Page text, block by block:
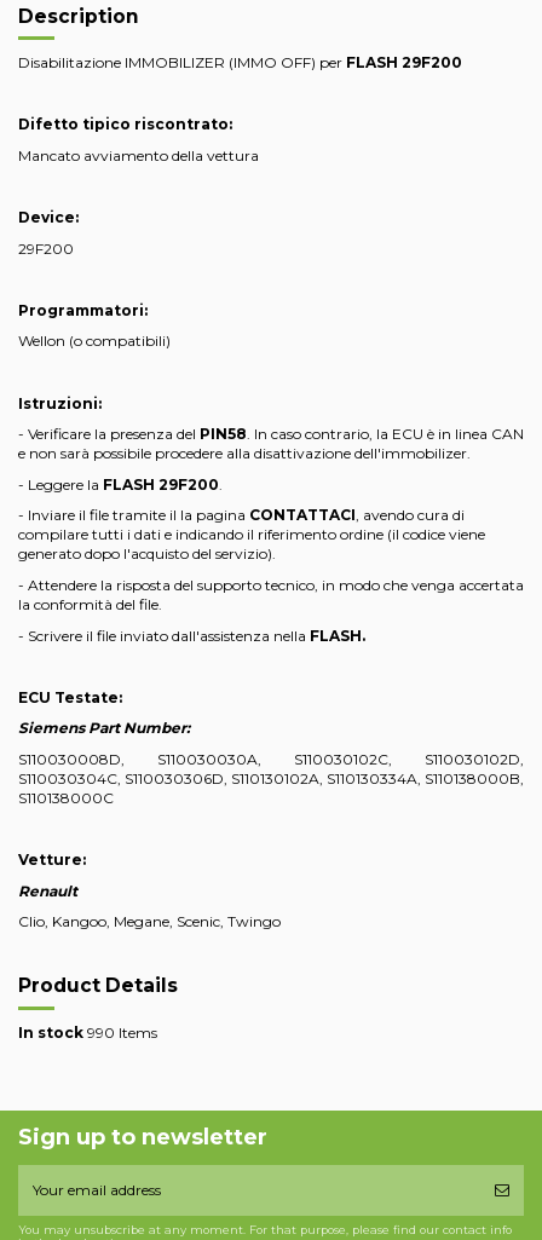
Description
Disabilitazione IMMOBILIZER (IMMO OFF) per FLASH 29F200
Difetto tipico riscontrato:
Mancato avviamento della vettura
Device:
29F200
Programmatori:
Wellon (o compatibili)
Istruzioni:
- Verificare la presenza del PIN58. In caso contrario, la ECU è in linea CAN
e non sarà possibile procedere alla disattivazione dell'immobilizer.
- Leggere la FLASH 29F200
- Inviare il file tramite il la pagina CONTATTACI, avendo cura di
compilare tutti i dati e indicando il riferimento ordine (il codice viene
generato dopo l'acquisto del servizio).
- Attendere la risposta del supporto tecnico, in modo che venga accertata
la conformità del file.
- Scrivere il file inviato dall'assistenza nella FLASH.
ECU Testate:
Siemens Part Number:
S110030008D, S110030030A, S110030102C, S110030102D,
S110030304C, S110030306D, S110130102A, S110130334A, S110138000B,
S110138000C
Vetture:
Renault
Clio, Kangoo, Megane, Scenic, Twingo
Product Details
In stock 990 Items
Sign up to newsletter
You may unsubscribe at any moment. For that purpose, please find our contact info